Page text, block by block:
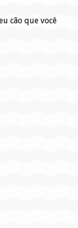
cão que você